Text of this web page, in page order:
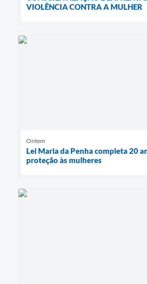
VIOLÊNCIA CONTRA A MULHER
Ontem
Lei Maria da Penha completa 20
proteção às mulheres